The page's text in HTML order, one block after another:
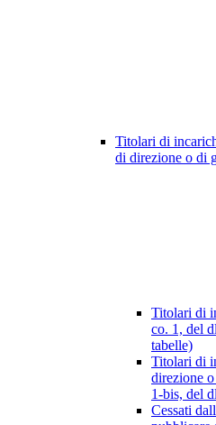
Titolari di
di direzione o di
Titolari di
co. 1, del
tabelle)
Titolari di
direzione
1-bis, del
Cessati